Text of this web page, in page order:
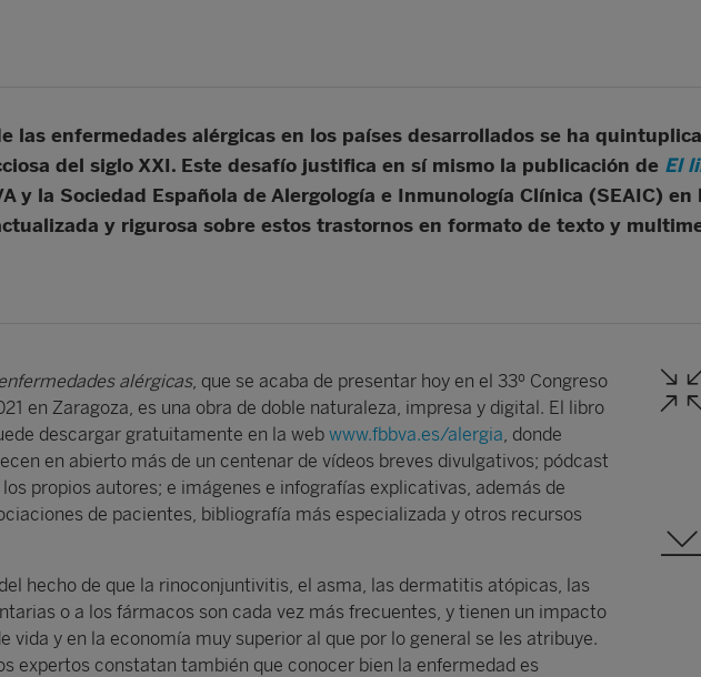
las enfermedades alérgicas en los países desarrollados se ha
del siglo XXI. Este desafío justifica en sí mismo la publicación de El
y la Sociedad Española de Alergología e Inmunología Clínica (SEAIC)
y rigurosa sobre estos trastornos en formato de texto y
alérgicas, que se acaba de presentar hoy en el 33º Congreso
en Zaragoza, es una obra de doble naturaleza, impresa y digital. El libro
descargar gratuitamente en la web www.fbbva.es/alergia , donde
en abierto más de un centenar de vídeos breves divulgativos; pódcast
propios autores; e imágenes e infografías explicativas, además de
de pacientes, bibliografía más especializada y otros recursos
hecho de que la rinoconjuntivitis, el asma, las dermatitis atópicas, las
o a los fármacos son cada vez más frecuentes, y tienen un impacto
vida y en la economía muy superior al que por lo general se les atribuye.
expertos constatan también que conocer bien la enfermedad es